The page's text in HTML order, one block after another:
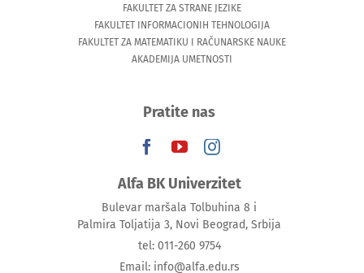
FAKULTET ZA STRANE JEZIKE
FAKULTET INFORMACIONIH TEHNOLOGIJA
FAKULTET ZA MATEMATIKU I RAČUNARSKE NAUKE
AKADEMIJA UMETNOSTI
Pratite nas
Alfa BK Univerzitet
Bulevar maršala Tolbuhina 8 i
Palmira Toljatija 3, Novi Beograd, Srbija
tel: 011-260 9754
Email: info@alfa.edu.rs